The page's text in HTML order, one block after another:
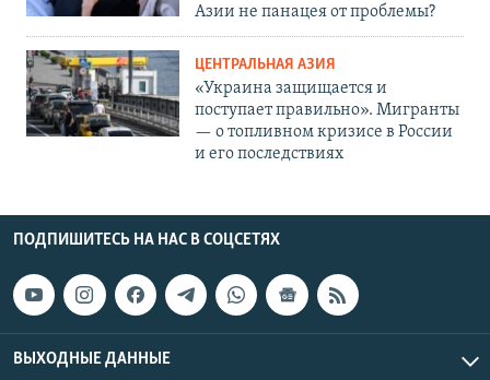
Азии не панацея от проблемы?
ЦЕНТРАЛЬНАЯ АЗИЯ
«Украина защищается и
поступает правильно». Мигранты
— о топливном кризисе в России
и его последствиях
ПОДПИШИТЕСЬ НА НАС В СОЦСЕТЯХ
ВЫХОДНЫЕ ДАННЫЕ